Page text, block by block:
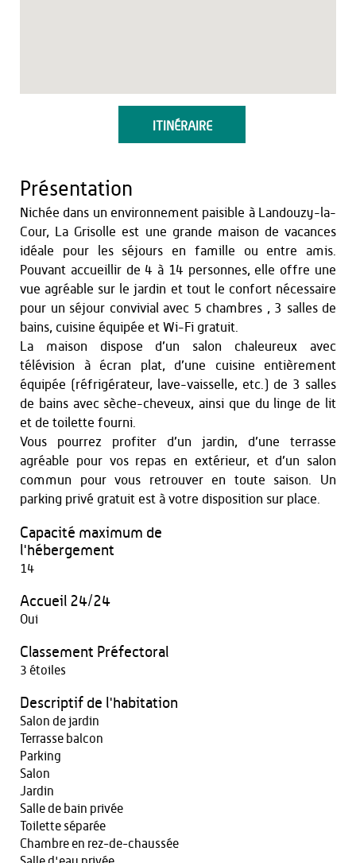
ITINÉRAIRE
Présentation
Nichée dans un environnement paisible à Landouzy-la-
Cour, La Grisolle est une grande maison de vacances
idéale pour les séjours en famille ou entre amis.
Pouvant accueillir de 4 à 14 personnes, elle offre une
vue agréable sur le jardin et tout le confort nécessaire
pour un séjour convivial avec 5 chambres , 3 salles de
bains, cuisine équipée et Wi-Fi gratuit.
La maison dispose d’un salon chaleureux avec
télévision à écran plat, d’une cuisine entièrement
équipée (réfrigérateur, lave-vaisselle, etc.) de 3 salles
de bains avec sèche-cheveux, ainsi que du linge de lit
et de toilette fourni.
Vous pourrez profiter d’un jardin, d’une terrasse
agréable pour vos repas en extérieur, et d’un salon
commun pour vous retrouver en toute saison. Un
parking privé gratuit est à votre disposition sur place.
Capacité maximum de
l'hébergement
14
Accueil 24/24
Oui
Classement Préfectoral
3 étoiles
Descriptif de l'habitation
Salon de jardin
Terrasse balcon
Parking
Salon
Jardin
Salle de bain privée
Toilette séparée
Chambre en rez-de-chaussée